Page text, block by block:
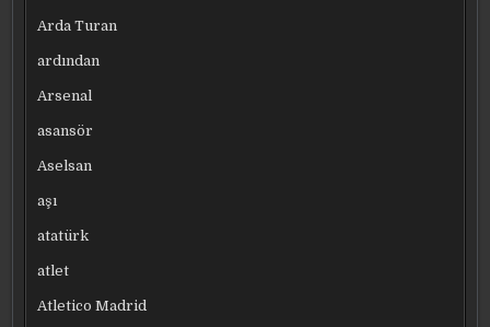
Arda Turan
ardından
Arsenal
asansör
Aselsan
aşı
atatürk
atlet
Atletico Madrid